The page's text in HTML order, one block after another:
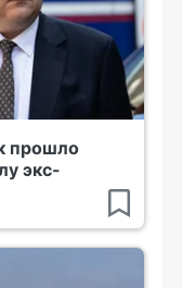
прошло
экс-